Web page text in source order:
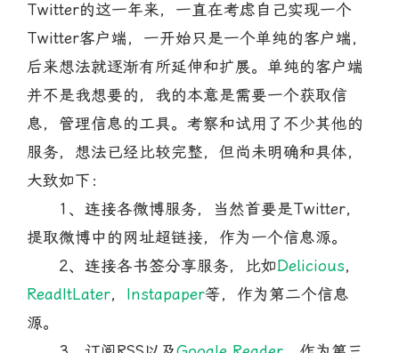
Twitter的这一年来，一直在考虑自己实现一个
Twitter客户端，一开始只是一个单纯的客户端，
后来想法就逐渐有所延伸和扩展。单纯的客户端
并不是我想要的，我的本意是需要一个获取信
息，管理信息的工具。考察和试用了不少其他的
服务，想法已经比较完整，但尚未明确和具体，
大致如下：
1、连接各微博服务，当然首要是Twitter，
提取微博中的网址超链接，作为一个信息源。
2、连接各书签分享服务，比如Delicious，
ReadItLater， Instapaper等，作为第二个信息
源。